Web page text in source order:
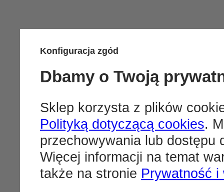
Konfiguracja zgód
Dbamy o Twoją
Sklep korzysta z plików
Polityką dotyczącą cookies.
przechowywania lub dostępu
Więcej informacji na temat
także na stronie Prywatność i